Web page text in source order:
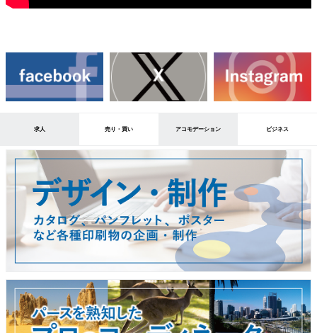
求人 売り・買い アコモデーション ビジネス